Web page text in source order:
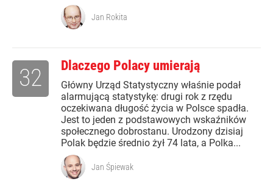
Jan Rokita
Dlaczego Polacy umierają
Główny Urząd Statystyczny właśnie podał
alarmującą statystykę: drugi rok z rzędu
oczekiwana długość życia w Polsce spadła.
Jest to jeden z podstawowych wskaźników
społecznego dobrostanu. Urodzony dzisiaj
Polak będzie średnio żył 74 lata, a Polka...
32
Jan Śpiewak